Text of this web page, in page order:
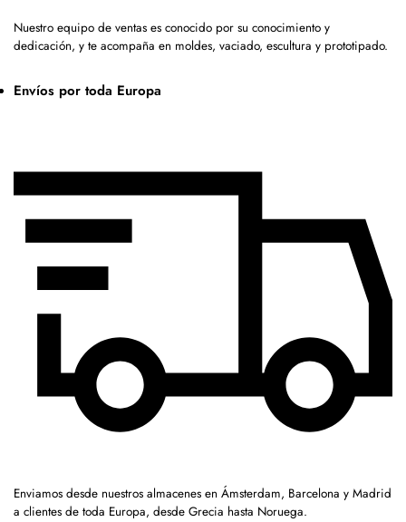
Nuestro equipo de ventas es conocido por su conocimiento y
dedicación, y te acompaña en moldes, vaciado, escultura y prototipado.
Envíos por toda Europa
Enviamos desde nuestros almacenes en Ámsterdam, Barcelona y Madrid
a clientes de toda Europa, desde Grecia hasta Noruega.